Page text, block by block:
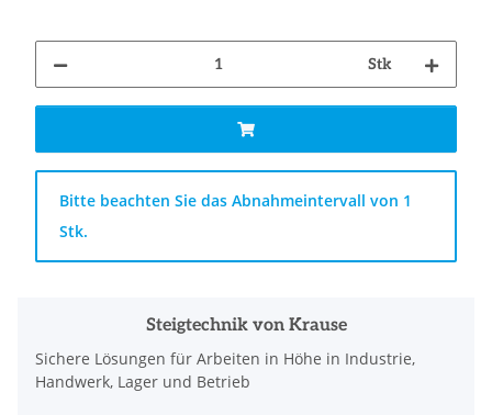
Stk
x
Bitte beachten Sie das Abnahmeintervall von 1
Stk.
Steigtechnik von Krause
Sichere Lösungen für Arbeiten in Höhe in Industrie,
Handwerk, Lager und Betrieb